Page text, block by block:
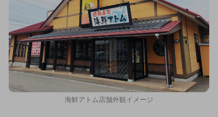
海鮮アトム店舗外観イメージ